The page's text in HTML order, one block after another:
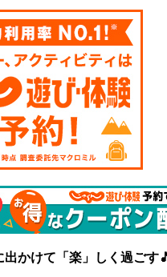
かけて「楽」しく過ごす